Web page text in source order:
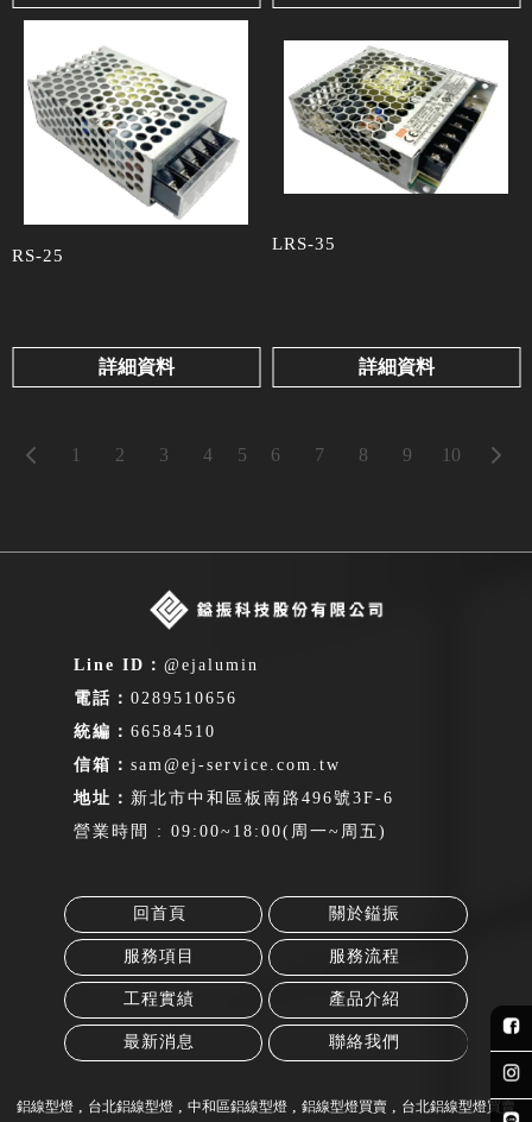
RS-25
詳細資料
LRS-35
詳細資料
1 2 3 4 5 6 7 8 9 10
@ejalumin
0289510656
66584510
sam@ej-service.com.tw
新北市中和區板南路496號3F-6
營業時間 : 09:00~18:00(周一~周五)
回首頁 關於鎰振
服務項目 服務流程
工程實績 產品介紹
最新消息 聯絡我們
鋁線型燈 台北鋁線型燈 中和區鋁線型燈 鋁線型燈買賣 台北鋁線型燈買賣